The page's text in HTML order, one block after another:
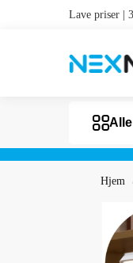
Lave priser |
Hjem